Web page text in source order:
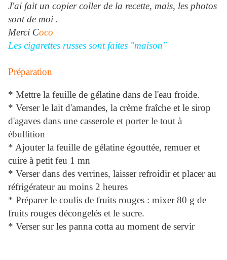
J'ai fait un copier coller de la recette, mais, les photos
sont de moi .
Merci Coco
Les cigarettes russes sont faites "maison"
Préparation
* Mettre la feuille de gélatine dans de l'eau froide.
* Verser le lait d'amandes, la crème fraîche et le sirop
d'agaves dans une casserole et porter le tout à
ébullition
* Ajouter la feuille de gélatine égouttée, remuer et
cuire à petit feu 1 mn
* Verser dans des verrines, laisser refroidir et placer au
réfrigérateur au moins 2 heures
* Préparer le coulis de fruits rouges : mixer 80 g de
fruits rouges décongelés et le sucre.
* Verser sur les panna cotta au moment de servir